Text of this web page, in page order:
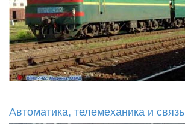
Автоматика, телемеханика и связь